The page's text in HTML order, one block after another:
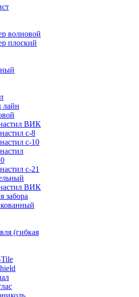
волновой
плоский
лайн
ВИК
с-8
с-10
с-21
ВИК
забора
(гибкая